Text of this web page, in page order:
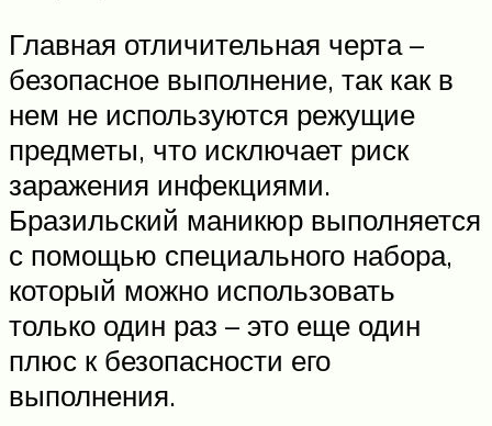
Главная отличительная черта –
безопасное выполнение, так как в
нем не используются режущие
предметы, что исключает риск
заражения инфекциями.
Бразильский маникюр выполняется
с помощью специального набора,
который можно использовать
только один раз – это еще один
плюс к безопасности его
выполнения.